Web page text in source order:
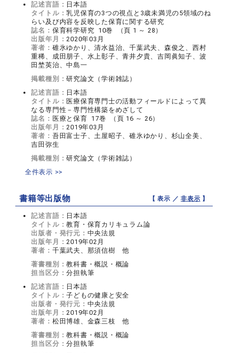
記述言語： 日本語
タイトル：乳児保育の3つの視点と3歳未満児の5領域のね
らい及び内容を反映した保育に関する研究
誌名： 保育科学研究 10巻 （頁 1 ～ 28）
出版年月：2020年03月
著者： 碓氷ゆかり、清水益治、千葉武夫、森俊之、西村
重稀、成田朋子、水上彰子、青井夕貴、吉岡眞知子、波
田埜英治、中島一
掲載種別：研究論文（学術雑誌）
記述言語： 日本語
タイトル： 医療保育専門士の活動フィールドによって異
なる専門性－専門性構築をめざして
誌名： 医療と保育 17巻 （頁 16 ～ 26）
出版年月：2019年03月
著者： 吾田富士子、土屋昭子、碓氷ゆかり、杉山全美、
吉田弥生
掲載種別：研究論文（学術雑誌）
全件表示 >>
書籍等出版物 【 表示 ／非表示 】
記述言語： 日本語
タイトル：教育・保育カリキュラム論
出版者・発行元： 中央法規
出版年月：2019年02月
著者： 千葉武夫、那須信樹 他
著書種別：教科書・概説・概論
担当区分：分担執筆
記述言語： 日本語
タイトル：子どもの健康と安全
出版者・発行元： 中央法規
出版年月：2019年02月
著者： 松田博雄、金森三枝 他
著書種別：教科書・概説・概論
担当区分：分担執筆